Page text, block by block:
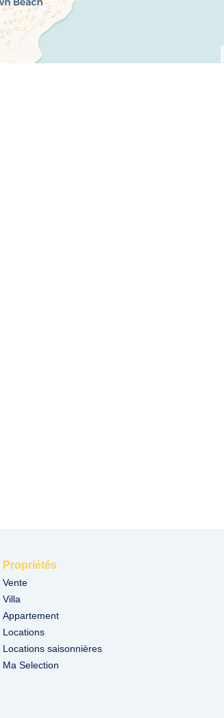
Propriétés
Vente
Villa
Appartement
Locations
Locations saisonnières
Ma Selection